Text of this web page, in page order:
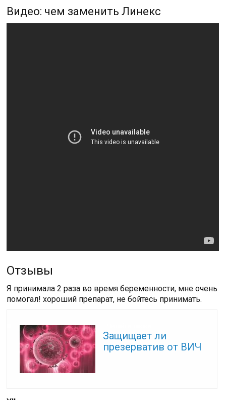
Видео: чем заменить Линекс
Отзывы
Я принимала 2 раза во время беременности, мне очень
помогал! хороший препарат, не бойтесь принимать.
Защищает ли
презерватив от ВИЧ